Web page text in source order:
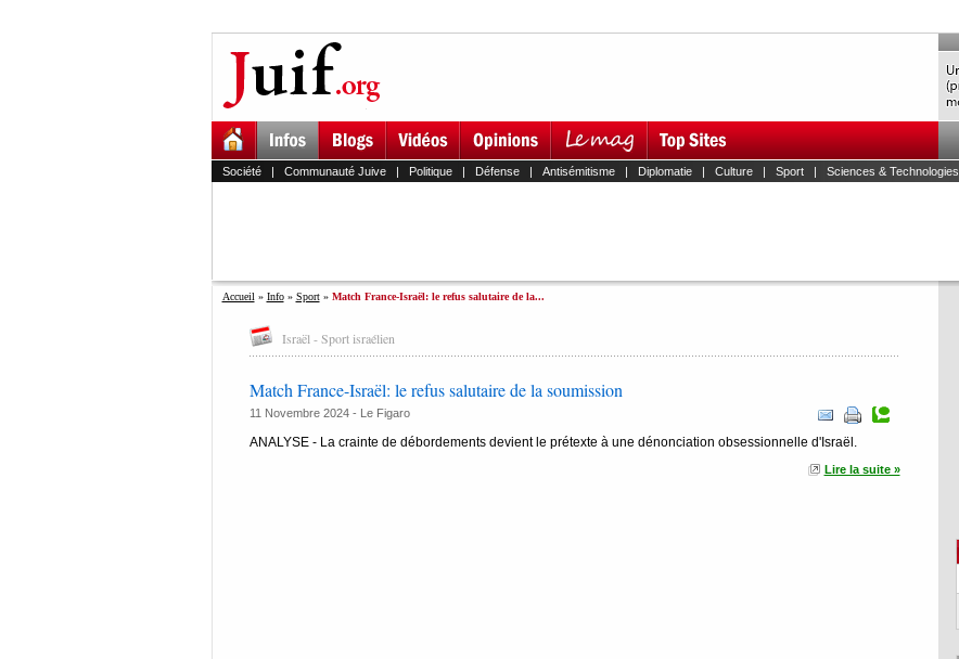
Société| Communauté Juive| Politique| Défense| Antisémitisme| Diplomatie| Culture| Sport| Sciences & Technologies
Accueil » Info» Sport» Match France-Israël: le refus salutaire de la...
Israël - Sport israélien
Match France-Israël: le refus salutaire de la soumission
11 Novembre 2024 - Le Figaro
ANALYSE - La crainte de débordements devient le prétexte à une dénonciation obsessionnelle d'Israël.
Lire la suite »